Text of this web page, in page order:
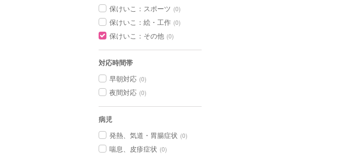
保けいこ：スポーツ (0)
保けいこ：絵・工作 (0)
保けいこ：その他 (0)
対応時間帯
早朝対応 (0)
夜間対応 (0)
病児
発熱、気道・胃腸症状 (0)
喘息、皮疹症状 (0)